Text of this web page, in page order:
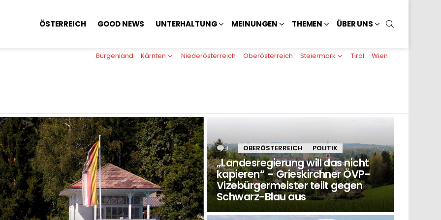
ÖSTERREICH GOOD NEWS UNTERHALTUNG MEINUNGEN THEMEN ÜBER UNS
Burgenland Kärnten Niederösterreich Oberösterreich Steiermark Tirol Wien
1 Kommentar
OBERÖSTERREICH POLITIK
„Landesregierung will das nicht
kapieren“ – Grieskirchner ÖVP-
Vizebürgermeister teilt gegen
Schwarz-Blau aus